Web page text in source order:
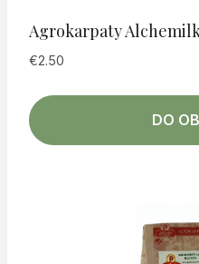
Agrokarpaty
€2.50
DO